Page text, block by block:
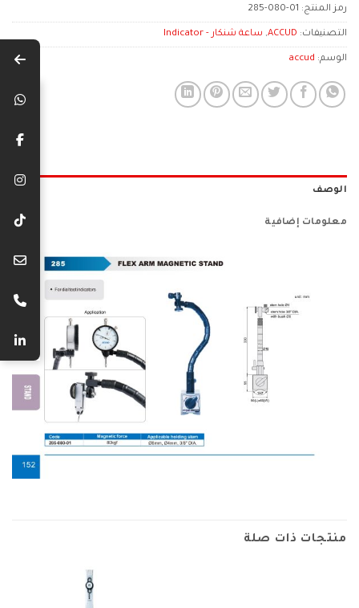
رمز المنتج: 285-080-01
التصنيفات: ACCUD
, ساعة شنكار - Indicator
الوسم: accud
الوصف
معلومات إضافية
منتجات ذات صلة